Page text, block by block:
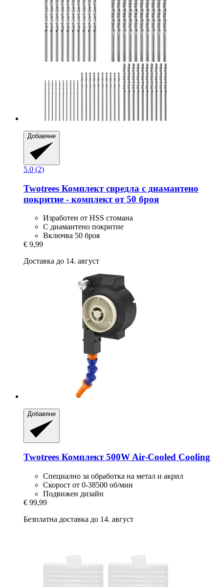
Добавяне
5.0 (2)
Twotrees Комплект свредла с диамантено
покритие -​ комплект от 50 броя
Изработен от HSS стомана
С диамантено покритие
Включва 50 броя
€ 9,99
Доставка до 14. август
Добавяне
Twotrees Комплект 500W Air-​Cooled Cooling
Специално за обработка на метал и акрил
Скорост от 0-38500 об/мин
Подвижен дизайн
€ 99,99
Безплатна доставка до 14. август